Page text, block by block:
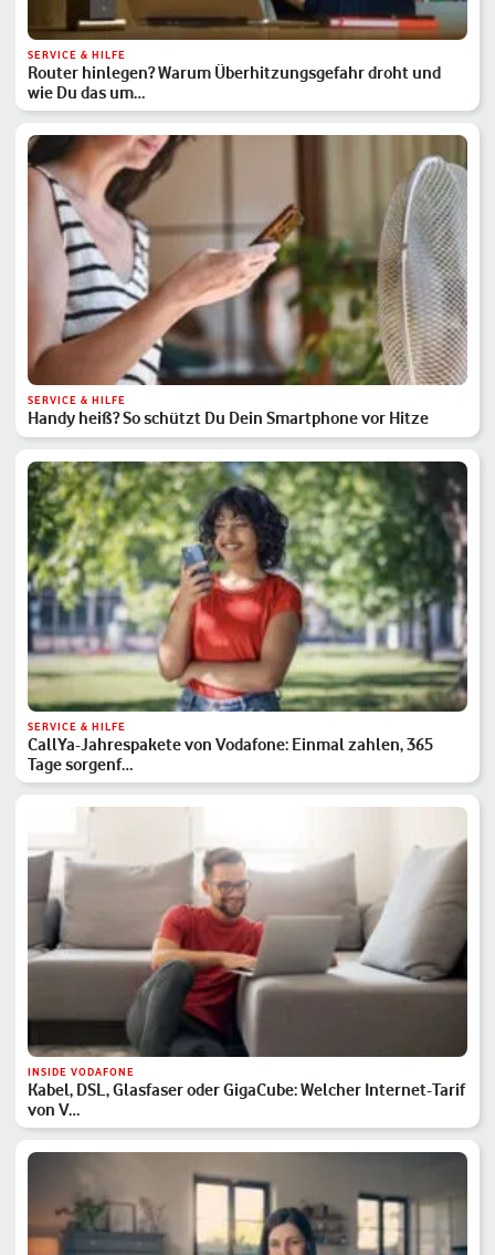
SERVICE & HILFE
Router hinlegen? Warum Überhitzungsgefahr droht und
wie Du das um…
SERVICE & HILFE
Handy heiß? So schützt Du Dein Smartphone vor Hitze
SERVICE & HILFE
CallYa-Jahrespakete von Vodafone: Einmal zahlen, 365
Tage sorgenf…
INSIDE VODAFONE
Kabel, DSL, Glasfaser oder GigaCube: Welcher Internet-Tarif
von V…